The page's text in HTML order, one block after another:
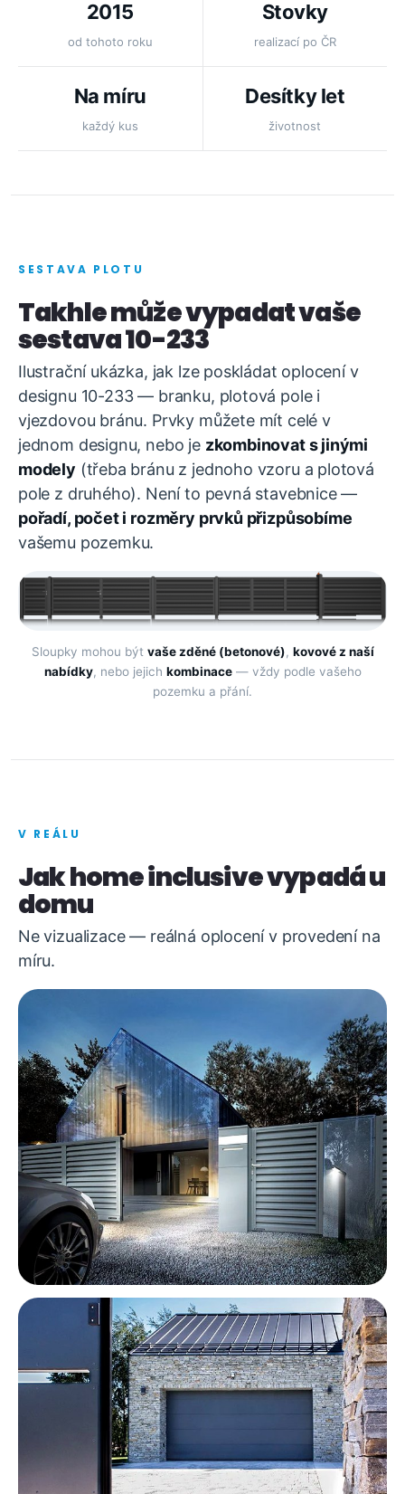
2015
od tohoto roku
Stovky
realizací po ČR
Na míru
každý kus
Desítky let
životnost
SESTAVA PLOTU
Takhle může vypadat vaše
sestava 10-233
Ilustrační ukázka, jak lze poskládat oplocení v
designu 10-233 — branku, plotová pole i
vjezdovou bránu. Prvky můžete mít celé v
jednom designu, nebo je zkombinovat s jinými
modely (třeba bránu z jednoho vzoru a plotová
pole z druhého). Není to pevná stavebnice —
pořadí, počet i rozměry prvků přizpůsobíme
vašemu pozemku.
Sloupky mohou být vaše zděné (betonové), kovové z naší
nabídky, nebo jejich kombinace— vždy podle vašeho
pozemku a přání.
V REÁLU
Jak home inclusive vypadá u
domu
Ne vizualizace — reálná oplocení v provedení na
míru.